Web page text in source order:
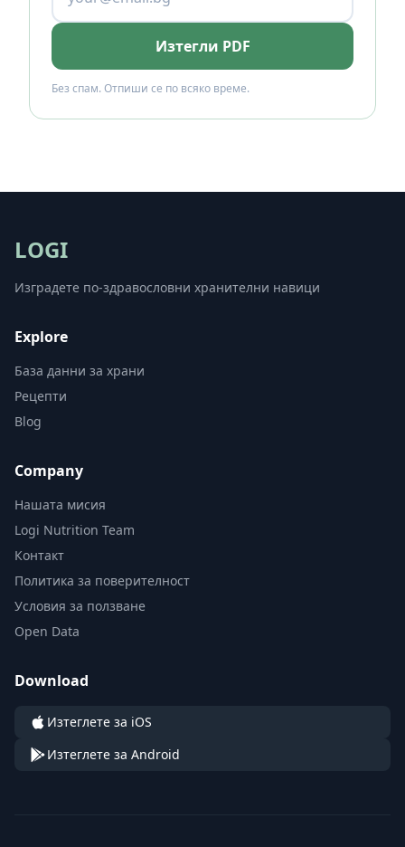
Изтегли PDF
Без спам. Отпиши се по всяко време.
LOGI
Изградете по-здравословни хранителни навици
Explore
База данни за храни
Рецепти
Blog
Company
Нашата мисия
Logi Nutrition Team
Контакт
Политика за поверителност
Условия за ползване
Open Data
Download
Изтеглете за iOS
Изтеглете за Android